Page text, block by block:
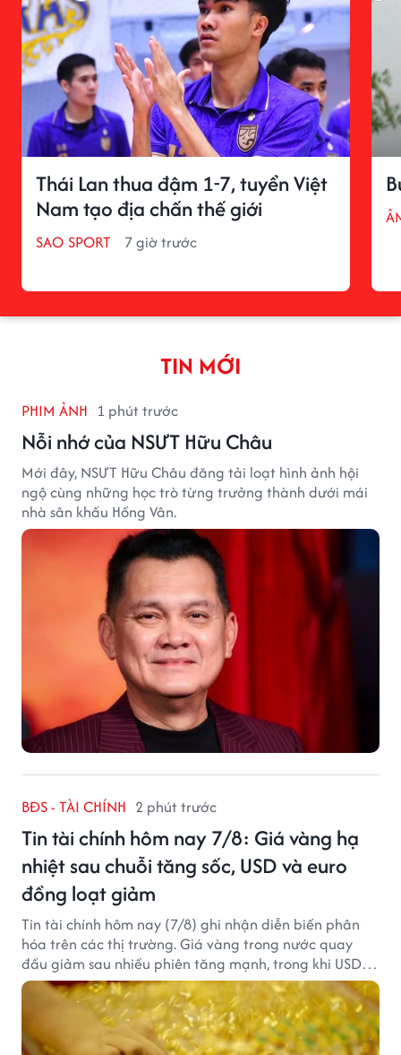
Thái Lan thua đậm 1-7, tuyển Việt
Nam tạo địa chấn thế giới
SAO SPORT 7 giờ trước
TIN MỚI
PHIM ẢNH 1 phút trước
Nỗi nhớ của NSƯT Hữu Châu
Mới đây, NSƯT Hữu Châu đăng tải loạt hình ảnh hội
ngộ cùng những học trò từng trưởng thành dưới mái
nhà sân khấu Hồng Vân.
BĐS - TÀI CHÍNH 2 phút trước
Tin tài chính hôm nay 7/8: Giá vàng hạ
nhiệt sau chuỗi tăng sốc, USD và euro
đồng loạt giảm
Tin tài chính hôm nay (7/8) ghi nhận diễn biến phân
hóa trên các thị trường. Giá vàng trong nước quay
đầu giảm sau nhiều phiên tăng mạnh, trong khi USD
tại ngân hàng tiếp tục suy yếu dù tỷ giá trung tâm lập
đỉnh mới.